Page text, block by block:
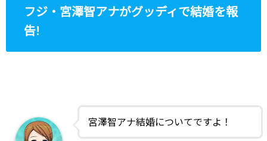
フジ・宮澤智アナがグッディで結婚を報
告!
宮澤智アナ結婚についてですよ！